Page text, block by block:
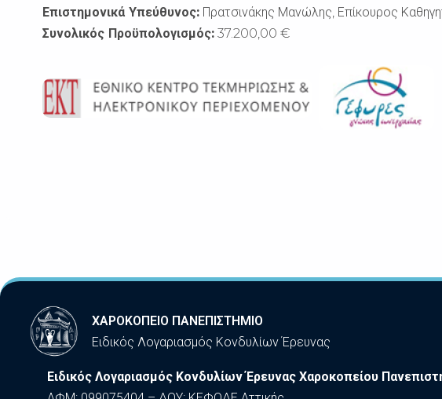
Επιστημονικά Υπεύθυνος:Πρατσινάκης Μανώλης, Επίκουρος
Συνολικός Προϋπολογισμός:37.200,00 €
ΧΑΡΟΚΟΠΕΙΟ ΠΑΝΕΠΙΣΤΗΜΙΟ
Ειδικός Λογαριασμός Κονδυλίων Έρευνας
Ειδικός Λογαριασμός Κονδυλίων Έρευνας Χαροκοπείου